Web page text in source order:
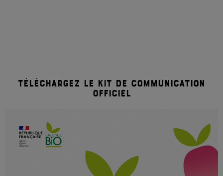
téléchargez le kit de communication
officiel